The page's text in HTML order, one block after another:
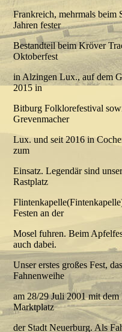
Frankreich, mehrmals beim
Jahren fester
Bestandteil beim Kröver
Oktoberfest
in Alzingen Lux., auf dem
2015 in
Bitburg Folklorefestival
Grevenmacher
Lux. und seit 2016 in
zum
Einsatz. Legendär sind
Rastplatz
Festen an der
Mosel fuhren. Beim
auch dabei.
Unser erstes großes Fest,
Fahnenweihe
am 28/29 Juli 2001 mit
Marktplatz
der Stadt Neuerburg. Als